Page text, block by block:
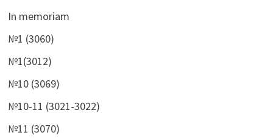
In memoriam
№1 (3060)
№1(3012)
№10 (3069)
№10-11 (3021-3022)
№11 (3070)